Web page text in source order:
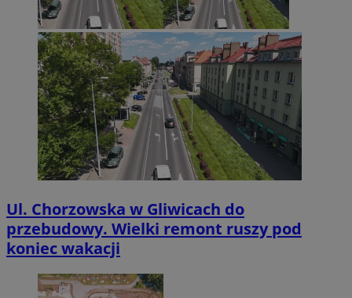
Ul. Chorzowska w Gliwicach do
przebudowy. Wielki remont ruszy pod
koniec wakacji